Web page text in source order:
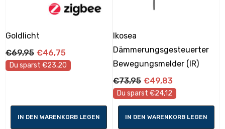
Goldlicht
€69,95 €46,75
Du sparst €23,20
IN DEN WARENKORB LEGEN
Ikosea
Dämmerungsgesteuerter
Bewegungsmelder (IR)
€73,95 €49,83
Du sparst €24,12
IN DEN WARENKORB LEGEN